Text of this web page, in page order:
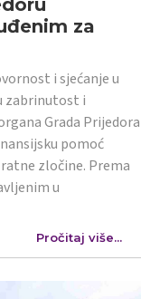
za
i sjećanje u
zabrinutost i
Grada Prijedora
pomoć
zločine. Prema
u
Pročitaj više...